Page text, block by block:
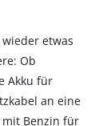
etwas
Ob
Akku für
an eine
Benzin für